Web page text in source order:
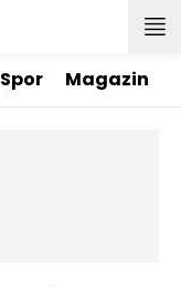
Spor Magazin